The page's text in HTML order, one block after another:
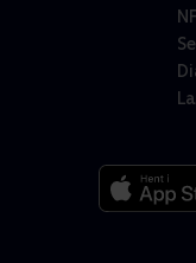
NFL